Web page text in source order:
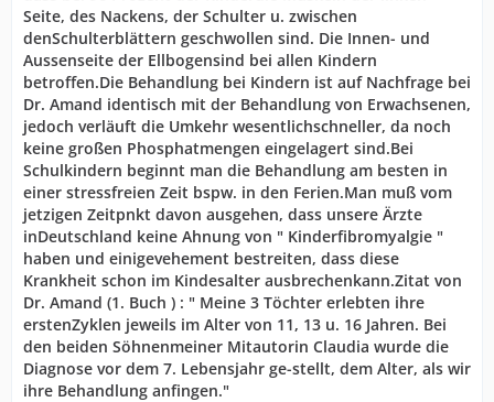
Seite, des Nackens, der Schulter u. zwischen
denSchulterblättern geschwollen sind. Die Innen- und
Aussenseite der Ellbogensind bei allen Kindern
betroffen.Die Behandlung bei Kindern ist auf Nachfrage bei
Dr. Amand identisch mit der Behandlung von Erwachsenen,
jedoch verläuft die Umkehr wesentlichschneller, da noch
keine großen Phosphatmengen eingelagert sind.Bei
Schulkindern beginnt man die Behandlung am besten in
einer stressfreien Zeit bspw. in den Ferien.Man muß vom
jetzigen Zeitpnkt davon ausgehen, dass unsere Ärzte
inDeutschland keine Ahnung von " Kinderfibromyalgie "
haben und einigevehement bestreiten, dass diese
Krankheit schon im Kindesalter ausbrechenkann.Zitat von
Dr. Amand (1. Buch ) : " Meine 3 Töchter erlebten ihre
erstenZyklen jeweils im Alter von 11, 13 u. 16 Jahren. Bei
den beiden Söhnenmeiner Mitautorin Claudia wurde die
Diagnose vor dem 7. Lebensjahr ge-stellt, dem Alter, als wir
ihre Behandlung anfingen."